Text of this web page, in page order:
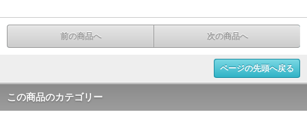
前の商品へ 次の商品へ
ページの先頭へ戻る
この商品のカテゴリー